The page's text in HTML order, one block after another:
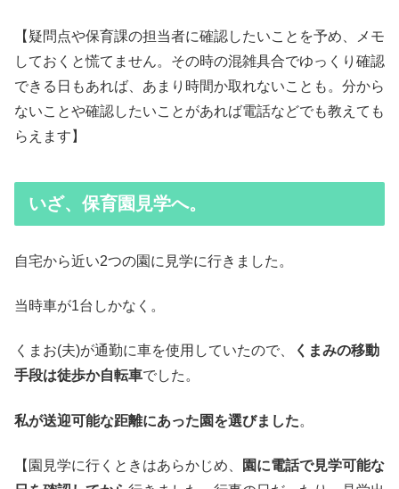
【疑問点や保育課の担当者に確認したいことを予め、メモ
しておくと慌てません。その時の混雑具合でゆっくり確認
できる日もあれば、あまり時間か取れないことも。分から
ないことや確認したいことがあれば電話などでも教えても
らえます】
いざ、保育園見学へ。
自宅から近い2つの園に見学に行きました。
当時車が1台しかなく。
くまお(夫)が通勤に車を使用していたので、
くまみの移動
手段は徒歩か自転車でした。
私が送迎可能な距離にあった園を選びました。
【園見学に行くときはあらかじめ、
園に電話で見学可能な